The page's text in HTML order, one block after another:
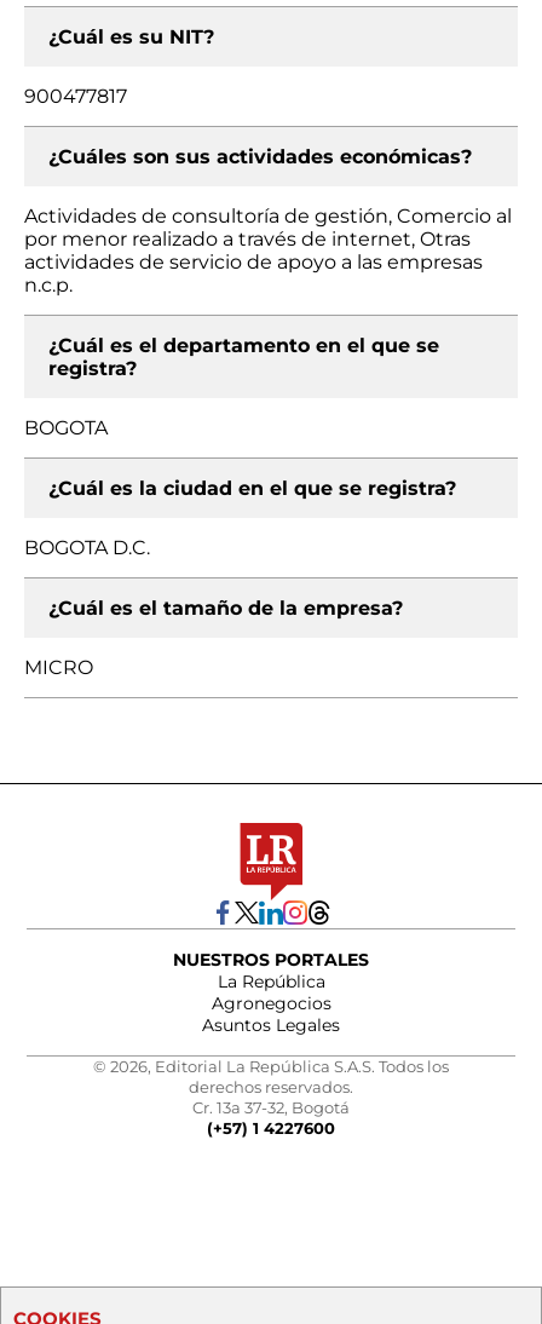
¿Cuál es su NIT?
900477817
¿Cuáles son sus actividades económicas?
Actividades de consultoría de gestión, Comercio al
por menor realizado a través de internet, Otras
actividades de servicio de apoyo a las empresas
n.c.p.
¿Cuál es el departamento en el que se
registra?
BOGOTA
¿Cuál es la ciudad en el que se registra?
BOGOTA D.C.
¿Cuál es el tamaño de la empresa?
MICRO
NUESTROS PORTALES
La República
Agronegocios
Asuntos Legales
© 2026, Editorial La República S.A.S. Todos los
derechos reservados.
Cr. 13a 37-32, Bogotá
(+57) 1 4227600
COOKIES